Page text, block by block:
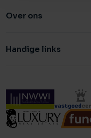
Over ons
Handige links